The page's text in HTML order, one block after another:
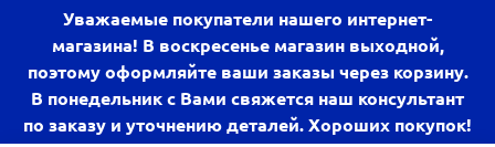
Уважаемые покупатели нашего интернет-
магазина! В воскресенье магазин выходной,
поэтому оформляйте ваши заказы через корзину.
В понедельник с Вами свяжется наш консультант
по заказу и уточнению деталей. Хороших покупок!